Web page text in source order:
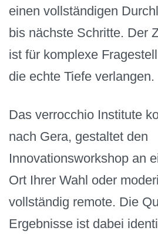
einen vollständigen
bis nächste Schritte. Der
ist für komplexe
die echte Tiefe verlangen.
Das verrocchio Institute
nach Gera, gestaltet den
Innovationsworkshop an
Ort Ihrer Wahl oder
vollständig remote. Die
Ergebnisse ist dabei